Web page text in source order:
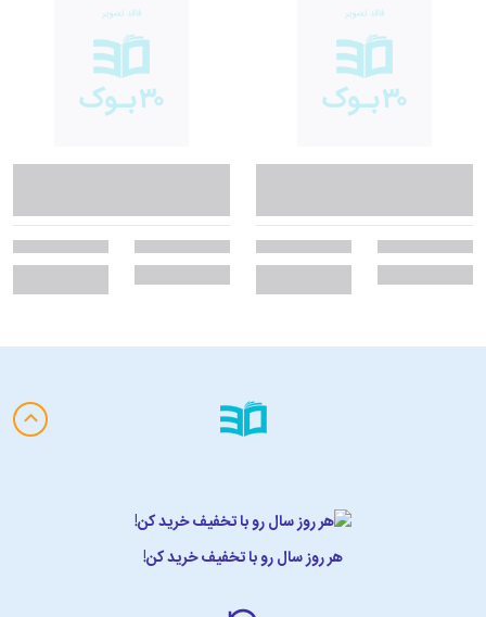
هر روز سال رو با تخفیف خرید کن!